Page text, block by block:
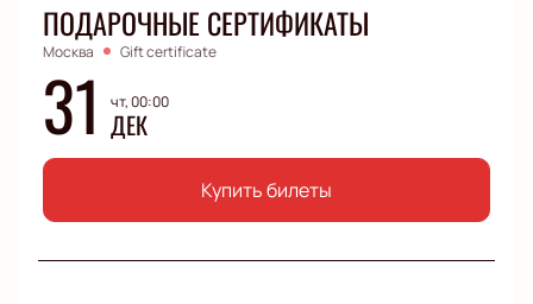
ПОДАРОЧНЫЕ СЕРТИФИКАТЫ
Москва Gift certificate
31 чт, 00:00
ДЕК
Купить билеты